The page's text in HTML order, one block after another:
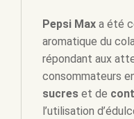
Pepsi Max a été
aromatique du
répondant aux
consommateurs
sucres et de
l’utilisation